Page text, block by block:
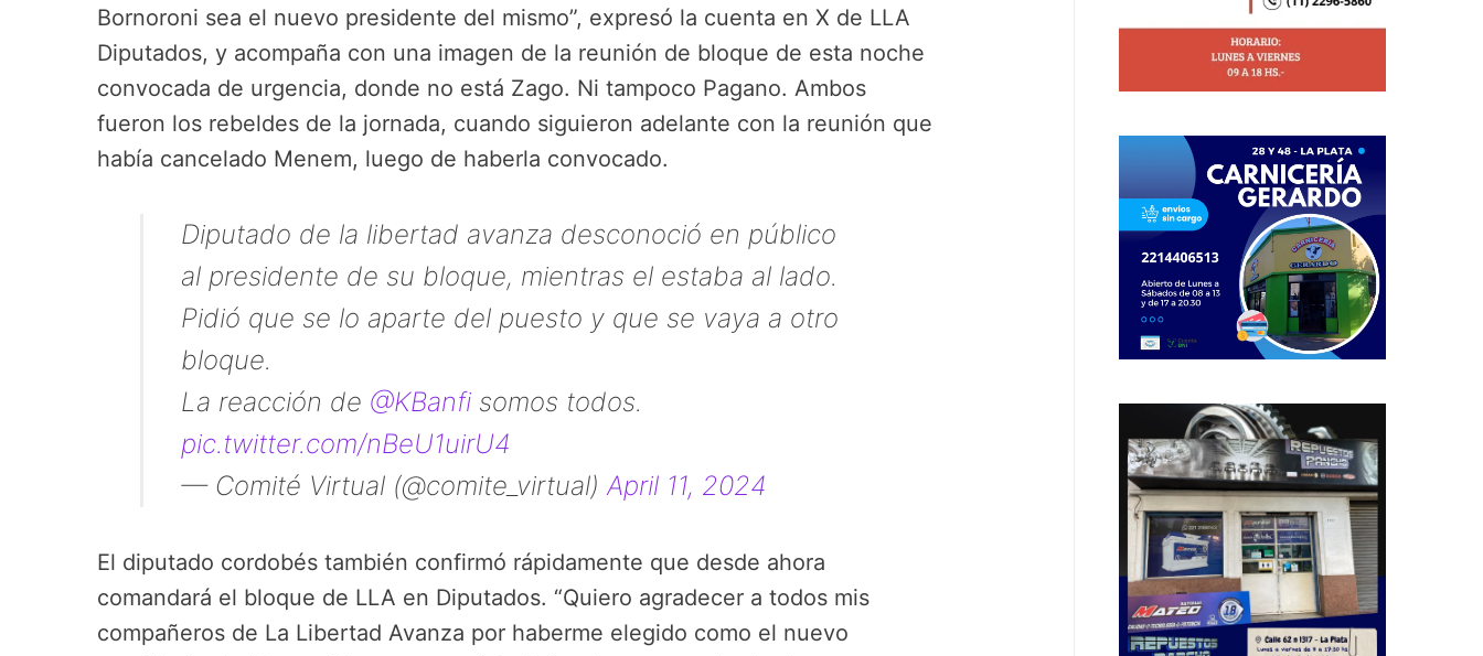
Bornoroni sea el nuevo presidente del mismo”, expresó la cuenta en X de LLA
Diputados, y acompaña con una imagen de la reunión de bloque de esta noche
convocada de urgencia, donde no está Zago. Ni tampoco Pagano. Ambos
fueron los rebeldes de la jornada, cuando siguieron adelante con la reunión que
había cancelado Menem, luego de haberla convocado.
Diputado de la libertad avanza desconoció en público
al presidente de su bloque, mientras el estaba al lado.
Pidió que se lo aparte del puesto y que se vaya a otro
bloque.
La reacción de @KBanfisomos todos.
pic.twitter.com/nBeU1uirU4
— Comité Virtual (@comite_virtual)April 11, 2024
El diputado cordobés también confirmó rápidamente que desde ahora
comandará el bloque de LLA en Diputados. “Quiero agradecer a todos mis
compañeros de La Libertad Avanza por haberme elegido como el nuevo